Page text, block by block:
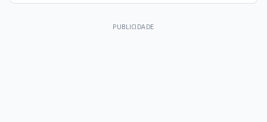
PUBLICIDADE